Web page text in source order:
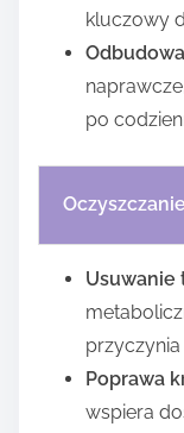
kluczowy
po
Usuwanie
Poprawa
wspiera